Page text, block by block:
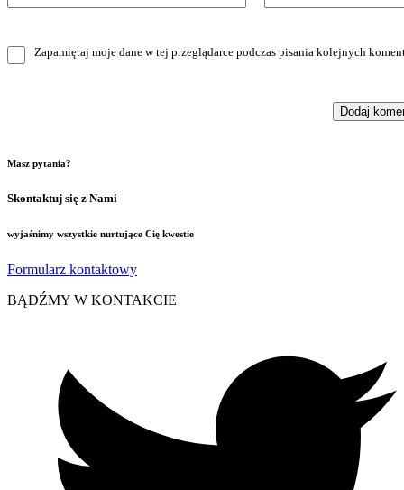
Zapamiętaj moje dane w tej przeglądarce podczas pisania kolejnych
Masz pytania?
Skontaktuj się z Nami
wyjaśnimy wszystkie nurtujące Cię kwestie
Formularz kontaktowy
BĄDŹMY W KONTAKCIE